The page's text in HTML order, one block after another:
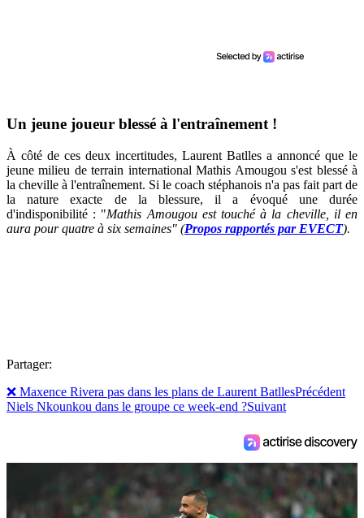
Un jeune joueur blessé à l'entraînement !
À côté de ces deux incertitudes, Laurent Batlles a annoncé que le
jeune milieu de terrain international Mathis Amougou s'est blessé à
la cheville à l'entraînement. Si le coach stéphanois n'a pas fait part de
la nature exacte de la blessure, il a évoqué une durée
d'indisponibilité : "Mathis Amougou est touché à la cheville, il en
aura pour quatre à six semaines" (Propos rapportés par EVECT).
Partager:
❌ Maxence Rivera pas dans les plans de Laurent BatllesPrécédent
Niels Nkounkou dans le groupe ce week-end ?Suivant